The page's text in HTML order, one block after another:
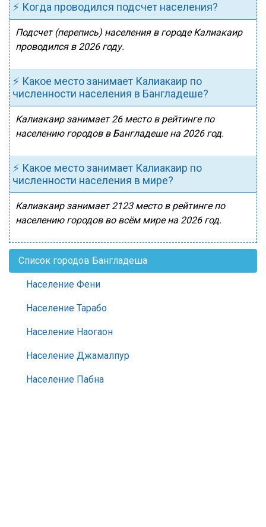
⚡ Когда проводился подсчет населения?
Подсчет (перепись) населения в городе Калиакаир
проводился в 2026 году.
⚡ Какое место занимает Калиакаир по
численности населения в Бангладеше?
Калиакаир занимает 26 место в рейтинге по
населению городов в Бангладеше на 2026 год.
⚡ Какое место занимает Калиакаир по
численности населения в мире?
Калиакаир занимает 2123 место в рейтинге по
населению городов во всём мире на 2026 год.
Список городов Бангладеша
Население Фени
Население Тарабо
Население Наогаон
Население Джамалпур
Население Пабна